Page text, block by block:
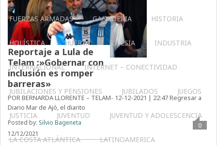
FUERZAS ARMADAS GANADERIA HISTORIA
HOLÍSTICA HUERTA IGLESIA INDUSTRIA
INTERNACIONAL INTERNET – CONECTIVIDAD
JUBILACIONES Y PENSIONES JUBILADOS JUEGOS
JUSTICIA JUVENTUD JUVENTUD Y ADOLESCENCIA
LA COSTA ATLÁNTICA LATINOAMERICA
Reportaje a Lula de
Telam :»Gobernar con
inclusión es romper
barreras»
POR BERNARDA LLORENTE – TELAM- 12-12-2021 | 22:47 Regresar a
Diario Mar de Ajó, el diarito
Posted by: Silvio Bageneta
12/12/2021
0